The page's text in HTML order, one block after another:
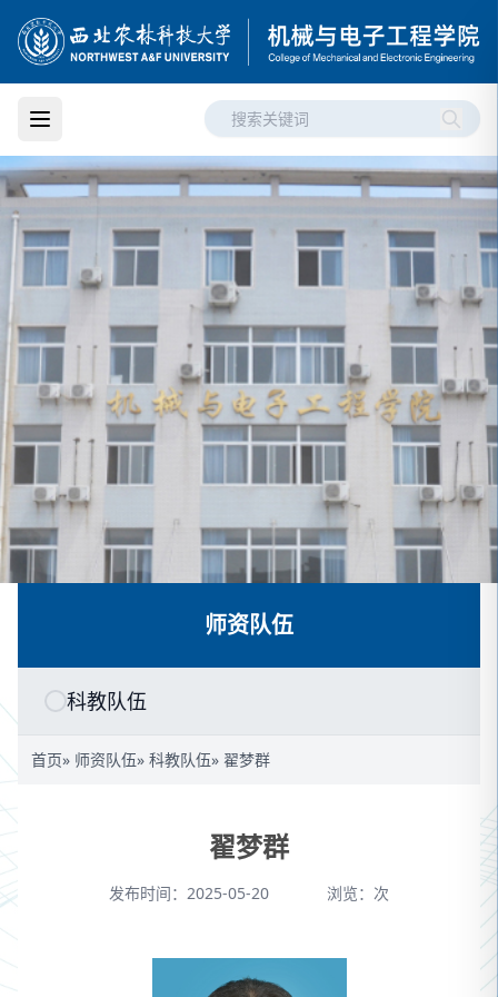
师资队伍
科教队伍
首页» 师资队伍» 科教队伍» 翟梦群
翟梦群
发布时间：2025-05-20 浏览： 次